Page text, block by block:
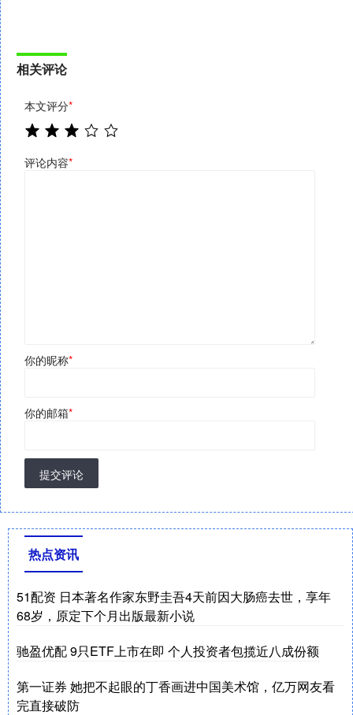
相关评论
本文评分*
评论内容*
你的昵称*
你的邮箱*
提交评论
热点资讯
51配资 日本著名作家东野圭吾4天前因大肠癌去世，享年
68岁，原定下个月出版最新小说
驰盈优配 9只ETF上市在即 个人投资者包揽近八成份额
第一证券 她把不起眼的丁香画进中国美术馆，亿万网友看
完直接破防